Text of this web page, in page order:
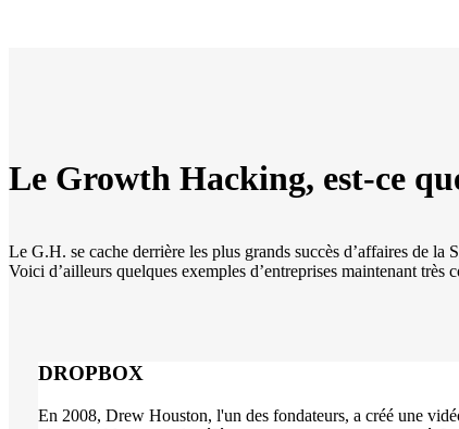
Le Growth Hacking, est-ce
Le G.H. se cache derrière les plus grands succès d’affaires de
Voici d’ailleurs quelques exemples d’entreprises maintenant
DROPBOX
En 2008, Drew Houston, l'un des fondateurs, a créé une